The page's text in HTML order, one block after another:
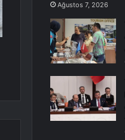
Ağustos 7, 2026